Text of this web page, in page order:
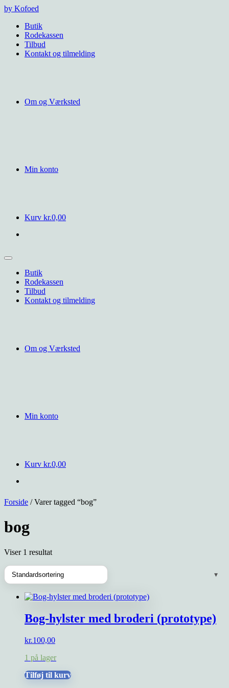
Videre
indhold
by Kofoed
Butik
Rodekassen
Tilbud
Kontakt og tilmelding
Om og Værksted
Min konto
Kurv kr.0,00
Butik
Rodekassen
Tilbud
Kontakt og tilmelding
Om og Værksted
Min konto
Kurv kr.0,00
Forside / Varer tagged “bog”
bog
Viser 1 resultat
Bog-hylster med broderi (prototype)
kr.100,00
1 på lager
Tilføj til kurv